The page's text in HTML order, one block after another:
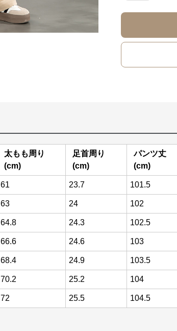
太もも周り
(cm)
足首周り
(cm)
パンツ丈
(cm)
61 23.7 101.5
63 24 102
64.8 24.3 102.5
66.6 24.6 103
68.4 24.9 103.5
70.2 25.2 104
72 25.5 104.5